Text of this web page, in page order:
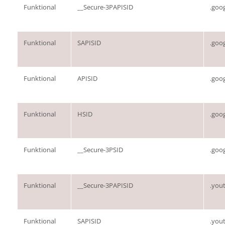
Funktional __Secure-3PAPISID
Funktional SAPISID
Funktional APISID
Funktional HSID
Funktional __Secure-3PSID
Funktional __Secure-3PAPISID
Funktional SAPISID